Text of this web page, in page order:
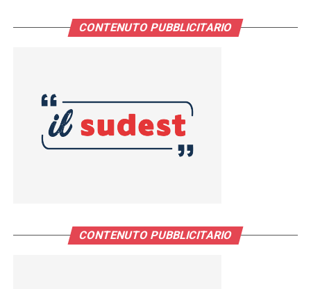
CONTENUTO PUBBLICITARIO
CONTENUTO PUBBLICITARIO